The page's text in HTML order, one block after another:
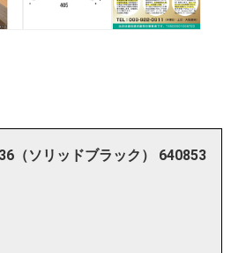
（ソリッドブラック） 640853